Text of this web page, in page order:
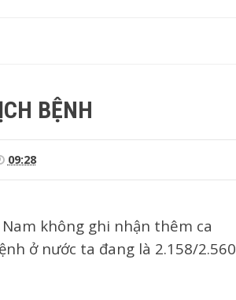
BỆNH
09:28
không ghi nhận thêm ca
ở nước ta đang là 2.158/2.560